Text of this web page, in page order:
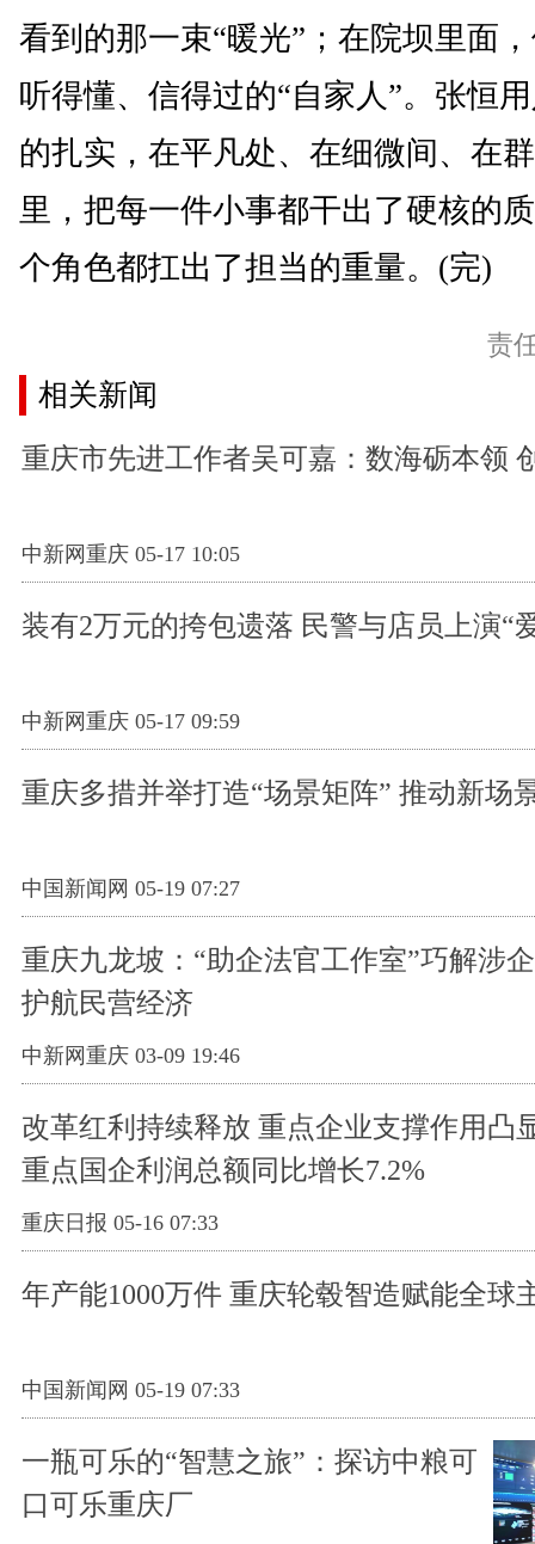
看到的那一束“暖光”；在院坝里面
听得懂、信得过的“自家人”。张恒
的扎实，在平凡处、在细微间、在
里，把每一件小事都干出了硬核的
个角色都扛出了担当的重量。(完)
责
相关新闻
重庆市先进工作者吴可嘉：数海砺本领
中新网重庆 05-17 10:05
装有2万元的挎包遗落 民警与店员上演“
中新网重庆 05-17 09:59
重庆多措并举打造“场景矩阵” 推动新场
中国新闻网 05-19 07:27
重庆九龙坡：“助企法官工作室”巧解涉
护航民营经济
中新网重庆 03-09 19:46
改革红利持续释放 重点企业支撑作用凸
重点国企利润总额同比增长7.2%
重庆日报 05-16 07:33
年产能1000万件 重庆轮毂智造赋能全球
中国新闻网 05-19 07:33
一瓶可乐的“智慧之旅”：探访中粮可
口可乐重庆厂